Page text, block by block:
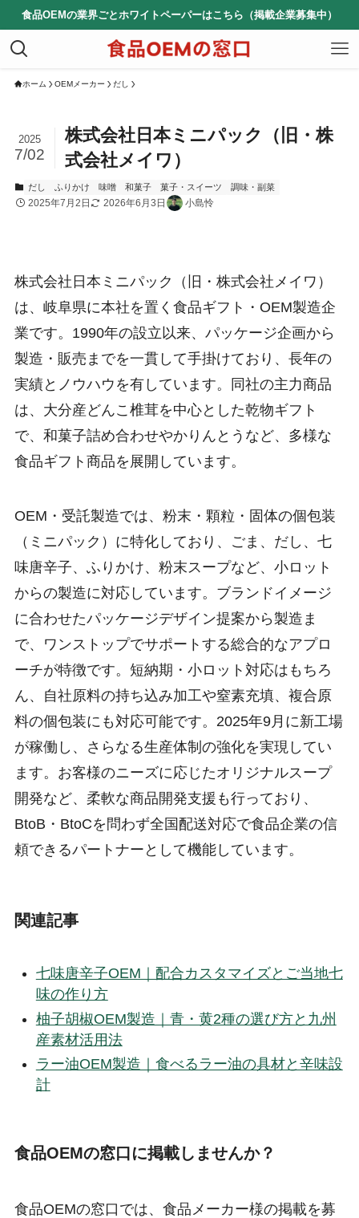
食品OEMの業界ごとホワイトペーパーはこちら（掲載企業募集中）
ホーム OEMメーカー だし
株式会社日本ミニパック（旧・株
式会社メイワ）
2025
7/02
だし ふりかけ 味噌 和菓子 菓子・スイーツ 調味・副菜
2025年7月2日 2026年6月3日 小島怜
株式会社日本ミニパック（旧・株式会社メイワ）
は、岐阜県に本社を置く食品ギフト・OEM製造企
業です。1990年の設立以来、パッケージ企画から
製造・販売までを一貫して手掛けており、長年の
実績とノウハウを有しています。同社の主力商品
は、大分産どんこ椎茸を中心とした乾物ギフト
で、和菓子詰め合わせやかりんとうなど、多様な
食品ギフト商品を展開しています。
OEM・受託製造では、粉末・顆粒・固体の個包装
（ミニパック）に特化しており、ごま、だし、七
味唐辛子、ふりかけ、粉末スープなど、小ロット
からの製造に対応しています。ブランドイメージ
に合わせたパッケージデザイン提案から製造ま
で、ワンストップでサポートする総合的なアプロ
ーチが特徴です。短納期・小ロット対応はもちろ
ん、自社原料の持ち込み加工や窒素充填、複合原
料の個包装にも対応可能です。2025年9月に新工場
が稼働し、さらなる生産体制の強化を実現してい
ます。お客様のニーズに応じたオリジナルスープ
開発など、柔軟な商品開発支援も行っており、
BtoB・BtoCを問わず全国配送対応で食品企業の信
頼できるパートナーとして機能しています。
関連記事
七味唐辛子OEM｜配合カスタマイズとご当地七
味の作り方
柚子胡椒OEM製造｜青・黄2種の選び方と九州
産素材活用法
ラー油OEM製造｜食べるラー油の具材と辛味設
計
食品OEMの窓口に掲載しませんか？
食品OEMの窓口では、食品メーカー様の掲載を募